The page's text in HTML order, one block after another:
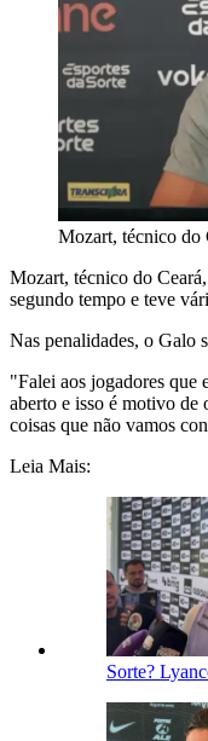
Mozart, técnico do
Mozart, técnico do
segundo tempo e teve
Nas penalidades, o Galo
"Falei aos jogadores que
aberto e isso é motivo de
coisas que não vamos
Leia Mais:
Sorte?